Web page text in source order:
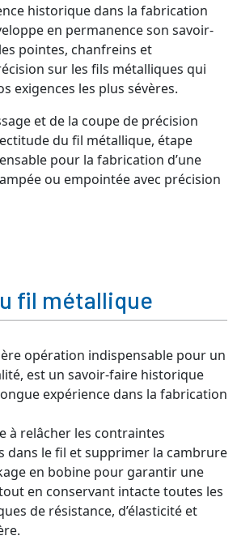
historique dans la fabrication
en permanence son savoir-
pointes, chanfreins et
sur les fils métalliques qui
exigences les plus sévères.
et de la coupe de précision
du fil métallique, étape
pour la fabrication d’une
ou empointée avec précision
fil métallique
opération indispensable pour un
est un savoir-faire historique
expérience dans la fabrication
à relâcher les contraintes
dans le fil et supprimer la cambrure
en bobine pour garantir une
en conservant intacte toutes les
de résistance, d’élasticité et